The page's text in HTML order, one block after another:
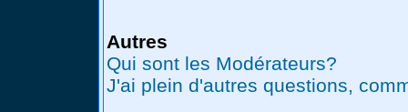
Autres
Qui sont les Modérateurs?
J'ai plein d'autres questions,